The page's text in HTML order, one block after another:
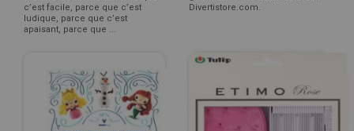
c’est facile, parce que c’est
ludique, parce que c’est
apaisant, parce que ...
Divertistore.com.